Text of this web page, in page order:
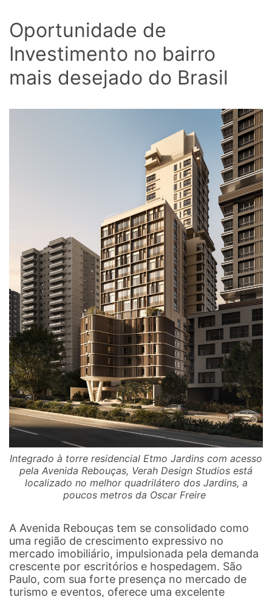
Oportunidade de
Investimento no bairro
mais desejado do Brasil
Integrado à torre residencial Etmo Jardins com acesso
pela Avenida Rebouças, Verah Design Studios está
localizado no melhor quadrilátero dos Jardins, a
poucos metros da Oscar Freire
A Avenida Rebouças tem se consolidado como
uma região de crescimento expressivo no
mercado imobiliário, impulsionada pela demanda
crescente por escritórios e hospedagem. São
Paulo, com sua forte presença no mercado de
turismo e eventos, oferece uma excelente